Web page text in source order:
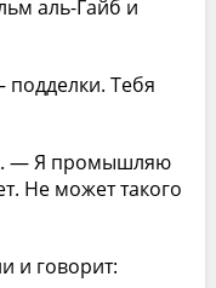
аль-Гайб и
Тебя
— Я промышляю
Не может такого
и говорит: